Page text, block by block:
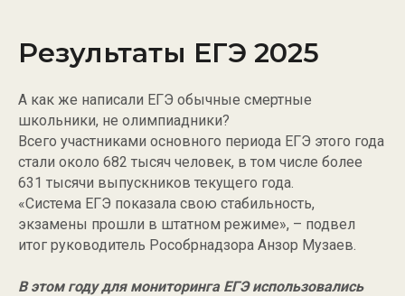
Результаты ЕГЭ 2025
А как же написали ЕГЭ обычные смертные
школьники, не олимпиадники?
Всего участниками основного периода ЕГЭ этого года
стали около 682 тысяч человек, в том числе более
631 тысячи выпускников текущего года.
«Система ЕГЭ показала свою стабильность,
экзамены прошли в штатном режиме», – подвел
итог руководитель Рособрнадзора Анзор Музаев.
В этом году для мониторинга ЕГЭ использовались